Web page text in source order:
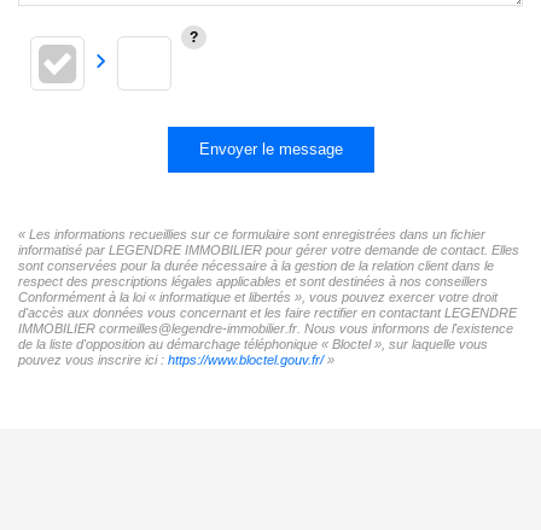
Envoyer le message
« Les informations recueillies sur ce formulaire sont enregistrées dans un fichier
informatisé par LEGENDRE IMMOBILIER pour gérer votre demande de contact. Elles
sont conservées pour la durée nécessaire à la gestion de la relation client dans le
respect des prescriptions légales applicables et sont destinées à nos conseillers
Conformément à la loi « informatique et libertés », vous pouvez exercer votre droit
d'accès aux données vous concernant et les faire rectifier en contactant LEGENDRE
IMMOBILIER cormeilles@legendre-immobilier.fr. Nous vous informons de l'existence
de la liste d'opposition au démarchage téléphonique « Bloctel », sur laquelle vous
pouvez vous inscrire ici : https://www.bloctel.gouv.fr/»